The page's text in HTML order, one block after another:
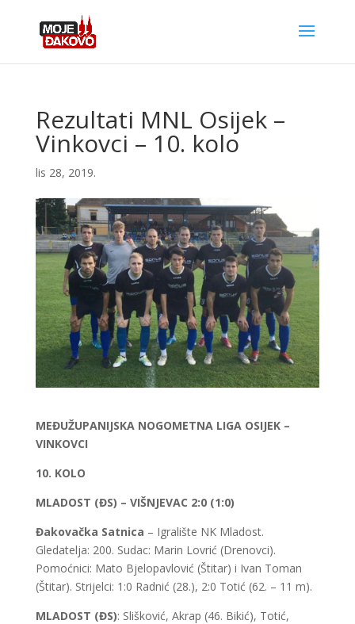
Rezultati MNL Osijek –
Vinkovci – 10. kolo
lis 28, 2019.
MEĐUŽUPANIJSKA NOGOMETNA LIGA OSIJEK –
VINKOVCI
10. KOLO
MLADOST (ĐS) – VIŠNJEVAC 2:0 (1:0)
Đakovačka Satnica – Igralište NK Mladost.
Gledatelja: 200. Sudac: Marin Lovrić (Drenovci).
Pomoćnici: Mato Bjelopavlović (Štitar) i Ivan Toman
(Štitar). Strijelci: 1:0 Radnić (28.), 2:0 Totić (62. – 11 m).
MLADOST (ĐS): Slišković, Akrap (46. Bikić), Totić,